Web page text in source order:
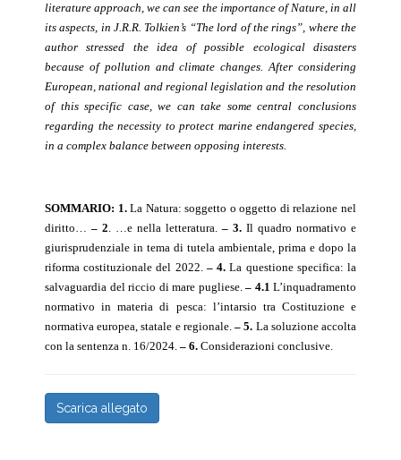
literature approach, we can see the importance of Nature, in all
its aspects, in J.R.R. Tolkien’s “The lord of the rings”, where the
author stressed the idea of possible ecological disasters
because of pollution and climate changes. After considering
European, national and regional legislation and the resolution
of this specific case, we can take some central conclusions
regarding the necessity to protect marine endangered species,
in a complex balance between opposing interests.
SOMMARIO: 1.La Natura: soggetto o oggetto di relazione nel
diritto… – 2. …e nella letteratura. – 3. Il quadro normativo e
giurisprudenziale in tema di tutela ambientale, prima e dopo la
riforma costituzionale del 2022. – 4. La questione specifica: la
salvaguardia del riccio di mare pugliese. – 4.1 L’inquadramento
normativo in materia di pesca: l’intarsio tra Costituzione e
normativa europea, statale e regionale.– 5. La soluzione accolta
con la sentenza n. 16/2024. – 6. Considerazioni conclusive.
Scarica allegato